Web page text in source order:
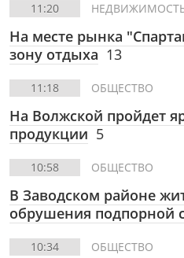
11:20
На месте рынка
зону отдыха 13
11:18 ОБЩЕСТВО
На Волжской пройдет
продукции 5
10:58 ОБЩЕСТВО
В Заводском районе
обрушения подпорной
10:34 ОБЩЕСТВО